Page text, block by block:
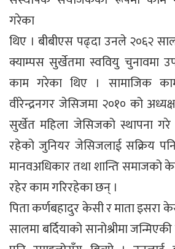
गरेका
थिए । बीबीएस पढ्दा उनले २०६२
क्याम्पस सुर्खेतमा स्ववियु चुनावमा
काम गरेका थिए । सामाजिक
वीरेन्द्रनगर जेसिजमा २०१० को
सुर्खेत महिला जेसिजको स्थापना गरे
रहेको जुनियर जेसिजलाई सक्रिय
मानवअधिकार तथा शान्ति समाजको
रहेर काम गरिरहेका छन् ।
पिता कर्णबहादुर केसी र माता इसरा
सालमा बर्दियाको सानोश्रीमा